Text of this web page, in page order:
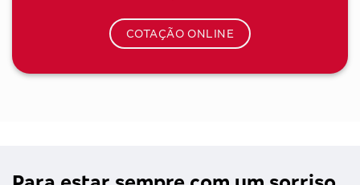
COTAÇÃO ONLINE